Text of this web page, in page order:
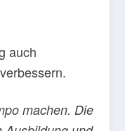
auch
machen. Die